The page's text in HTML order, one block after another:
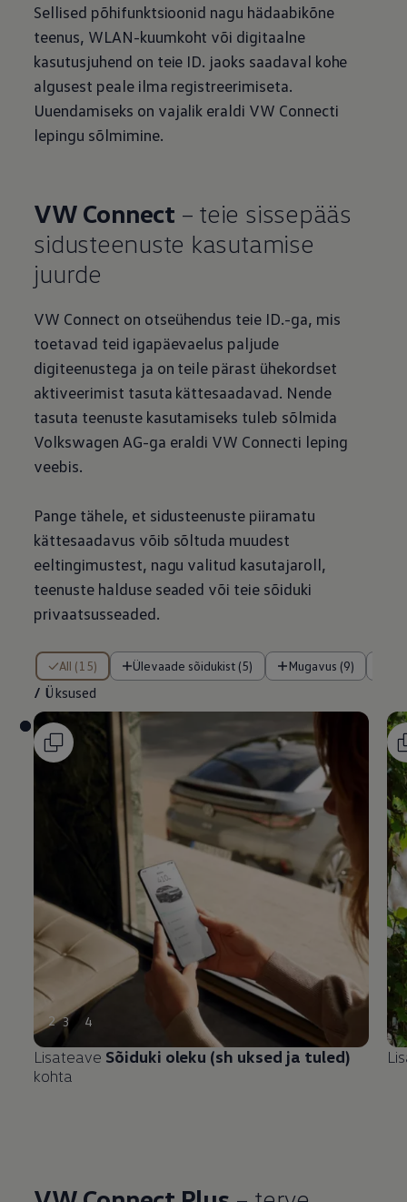
Sellised põhifunktsioonid nagu hädaabikõne
teenus, WLAN-kuumkoht või digitaalne
kasutusjuhend on teie ID. jaoks saadaval kohe
algusest peale ilma registreerimiseta.
Uuendamiseks on vajalik eraldi VW Connecti
lepingu sõlmimine.
VW Connect – teie sissepääs
sidusteenuste kasutamise
juurde
VW Connect on otseühendus teie ID.-ga, mis
toetavad teid igapäevaelus paljude
digiteenustega ja on teile pärast ühekordset
aktiveerimist tasuta kättesaadavad. Nende
tasuta teenuste kasutamiseks tuleb sõlmida
Volkswagen AG-ga eraldi VW Connecti leping
veebis.
Pange tähele, et sidusteenuste piiramatu
kättesaadavus võib sõltuda muudest
eeltingimustest, nagu valitud kasutajaroll,
teenuste halduse seaded või teie sõiduki
privaatsusseaded.
All (15) Ülevaade sõidukist (5) Mugavus (9)
/ Üksused
/ Üksused
2 3 4
Lisateave Sõiduki oleku (sh uksed ja tuled)
kohta